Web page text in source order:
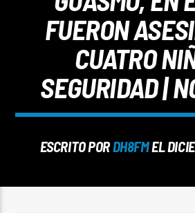
CANCIÓN ACTUAL
TÍTULO
FUERON
CUATRO
SEGURIDAD |
ESCRITO PORDH8FMEL